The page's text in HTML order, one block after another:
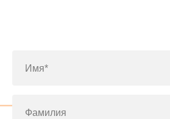
Имя*
Фамилия